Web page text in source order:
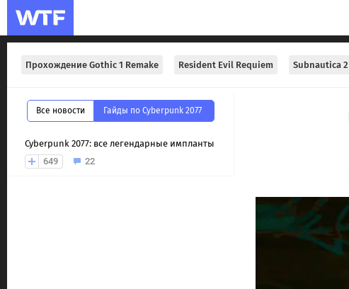
Прохождение Gothic 1 Remake Resident Evil Requiem Subnautica 2
Все новости Гайды по Cyberpunk 2077
Cyberpunk 2077: все легендарные импланты
649
22